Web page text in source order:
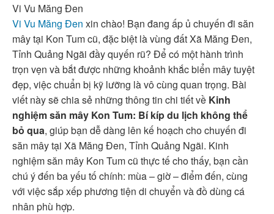
Vi Vu Măng Đen
Vi Vu Măng Đen xin chào! Bạn đang ấp ủ chuyến đi săn
mây tại Kon Tum cũ, đặc biệt là vùng đất Xã Măng Đen,
Tỉnh Quảng Ngãi đầy quyến rũ? Để có một hành trình
trọn vẹn và bắt được những khoảnh khắc biển mây tuyệt
đẹp, việc chuẩn bị kỹ lưỡng là vô cùng quan trọng. Bài
viết này sẽ chia sẻ những thông tin chi tiết về Kinh
nghiệm săn mây Kon Tum: Bí kíp du lịch không thể
bỏ qua, giúp bạn dễ dàng lên kế hoạch cho chuyến đi
săn mây tại Xã Măng Đen, Tỉnh Quảng Ngãi. Kinh
nghiệm săn mây Kon Tum cũ thực tế cho thấy, bạn cần
chú ý đến ba yếu tố chính: mùa – giờ – điểm đến, cùng
với việc sắp xếp phương tiện di chuyển và đồ dùng cá
nhân phù hợp.